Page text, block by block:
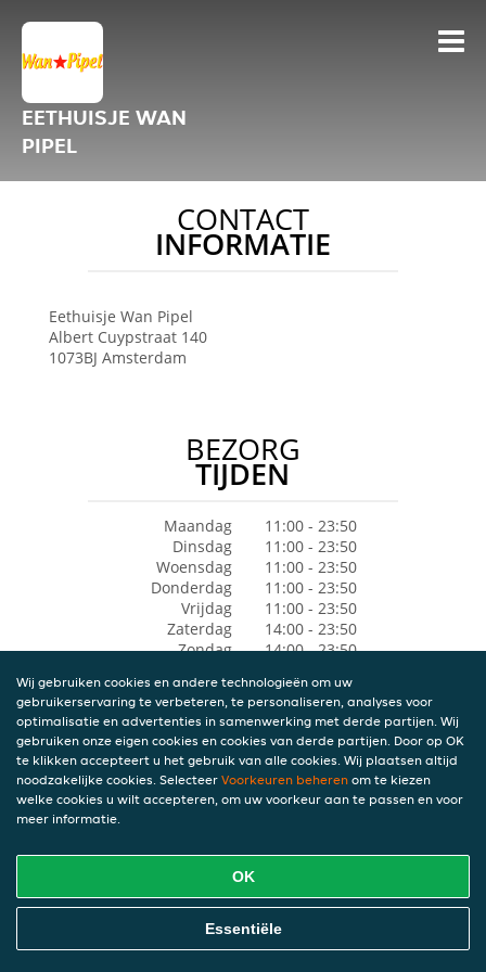
EETHUISJE WAN
PIPEL
CONTACT
INFORMATIE
Eethuisje Wan Pipel
Albert Cuypstraat 140
1073BJ Amsterdam
BEZORG
TIJDEN
Maandag
11:00 - 23:50
Dinsdag
11:00 - 23:50
Woensdag
11:00 - 23:50
Donderdag
11:00 - 23:50
Vrijdag
11:00 - 23:50
Zaterdag
14:00 - 23:50
Zondag
14:00 - 23:50
Wij gebruiken cookies en andere technologieën om uw
gebruikerservaring te verbeteren, te personaliseren, analyses voor
optimalisatie en advertenties in samenwerking met derde partijen. Wij
gebruiken onze eigen cookies en cookies van derde partijen. Door op OK
te klikken accepteert u het gebruik van alle cookies. Wij plaatsen altijd
noodzakelijke cookies. Selecteer Voorkeuren beheren om te kiezen
welke cookies u wilt accepteren, om uw voorkeur aan te passen en voor
meer informatie.
OK
Essentiële